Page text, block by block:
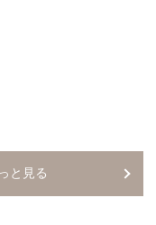
と見る